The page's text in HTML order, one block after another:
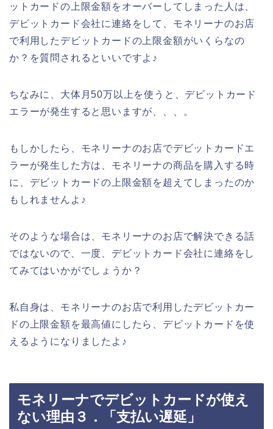
ットカードの上限金額をオーバーしてしまった人は、
デビットカード会社に連絡をして、モネリーナのお店
で利用したデビットカードの上限金額がいくらなの
か？を質問されるといいですよ♪
ちなみに、大体月50万以上を使うと、デビットカード
エラーが発生すると思いますが、、、。
もしかしたら、モネリーナのお店でデビットカードエ
ラーが発生した方は、モネリーナの商品を購入する時
に、デビットカードの上限金額を超えてしまったのか
もしれませんよ♪
そのような場合は、モネリーナのお店で解決できる話
ではないので、一度、デビットカード会社に連絡をし
てみてはいかがでしょうか？
私自身は、モネリーナのお店で利用したデビットカー
ドの上限金額を最高値にしたら、デビットカードを使
えるようになりましたよ♪
モネリーナでデビットカードが使え
ない理由３．「支払い遅延」